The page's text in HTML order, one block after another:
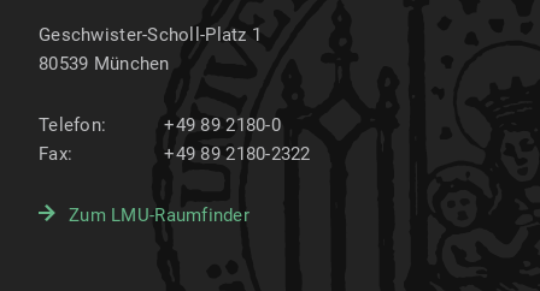
Geschwister-Scholl-Platz 1
80539 München
Telefon:
+49 89 2180-0
Fax:
+49 89 2180-2322
Zum LMU-Raumfinder